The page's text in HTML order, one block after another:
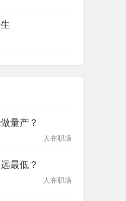
量产？
人在职场
最低？
人在职场